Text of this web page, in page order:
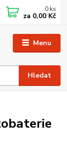
Menu
Hledat
0 ks
za 0,00 Kč